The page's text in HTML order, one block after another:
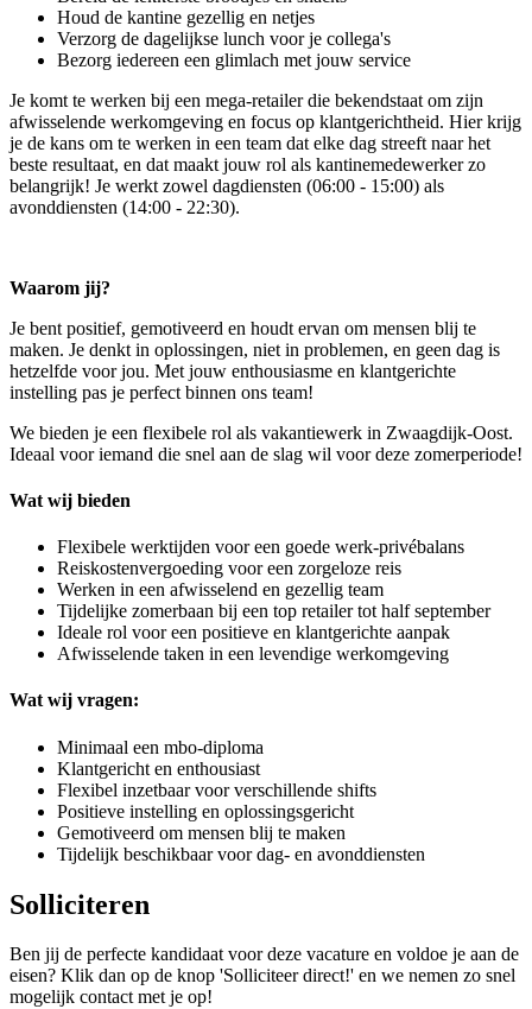
Houd de kantine gezellig en netjes
Verzorg de dagelijkse lunch voor je collega's
Bezorg iedereen een glimlach met jouw service
Je komt te werken bij een mega-retailer die bekendstaat om zijn
afwisselende werkomgeving en focus op klantgerichtheid. Hier krijg
je de kans om te werken in een team dat elke dag streeft naar het
beste resultaat, en dat maakt jouw rol als kantinemedewerker zo
belangrijk! Je werkt zowel dagdiensten (06:00 - 15:00) als
avonddiensten (14:00 - 22:30).
Waarom jij?
Je bent positief, gemotiveerd en houdt ervan om mensen blij te
maken. Je denkt in oplossingen, niet in problemen, en geen dag is
hetzelfde voor jou. Met jouw enthousiasme en klantgerichte
instelling pas je perfect binnen ons team!
We bieden je een flexibele rol als vakantiewerk in Zwaagdijk-Oost.
Ideaal voor iemand die snel aan de slag wil voor deze zomerperiode!
Wat wij bieden
Flexibele werktijden voor een goede werk-privébalans
Reiskostenvergoeding voor een zorgeloze reis
Werken in een afwisselend en gezellig team
Tijdelijke zomerbaan bij een top retailer tot half september
Ideale rol voor een positieve en klantgerichte aanpak
Afwisselende taken in een levendige werkomgeving
Wat wij vragen:
Minimaal een mbo-diploma
Klantgericht en enthousiast
Flexibel inzetbaar voor verschillende shifts
Positieve instelling en oplossingsgericht
Gemotiveerd om mensen blij te maken
Tijdelijk beschikbaar voor dag- en avonddiensten
Solliciteren
Ben jij de perfecte kandidaat voor deze vacature en voldoe je aan de
eisen? Klik dan op de knop 'Solliciteer direct!' en we nemen zo snel
mogelijk contact met je op!